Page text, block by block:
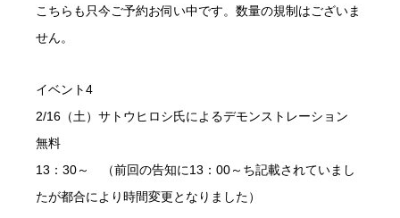
こちらも只今ご予約お伺い中です。数量の規制はございま
せん。
イベント4
2/16（土）サトウヒロシ氏によるデモンストレーション
無料
13：30～ （前回の告知に13：00～ち記載されていまし
たが都合により時間変更となりました）